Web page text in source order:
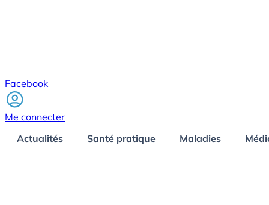
Facebook
Me connecter
Actualités
Santé pratique Maladies